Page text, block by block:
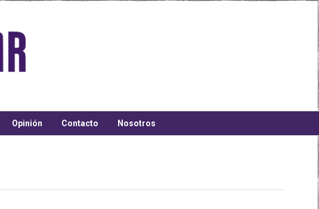
Opinión Contacto Nosotros